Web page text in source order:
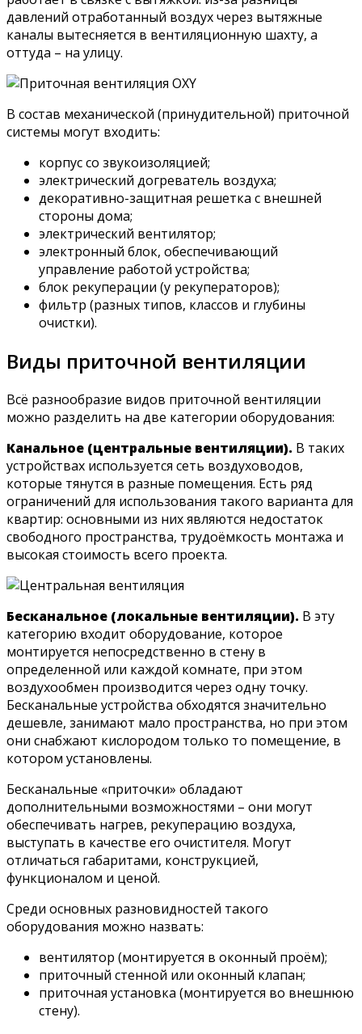
давлений отработанный воздух через вытяжные
каналы вытесняется в вентиляционную шахту, а
оттуда – на улицу.
В состав механической (принудительной) приточной
системы могут входить:
корпус со звукоизоляцией;
электрический догреватель воздуха;
декоративно-защитная решетка с внешней
стороны дома;
электрический вентилятор;
электронный блок, обеспечивающий
управление работой устройства;
блок рекуперации (у рекуператоров);
фильтр (разных типов, классов и глубины
очистки).
Виды приточной вентиляции
Всё разнообразие видов приточной вентиляции
можно разделить на две категории оборудования:
Канальное (центральные вентиляции). В таких
устройствах используется сеть воздуховодов,
которые тянутся в разные помещения. Есть ряд
ограничений для использования такого варианта для
квартир: основными из них являются недостаток
свободного пространства, трудоёмкость монтажа и
высокая стоимость всего проекта.
Бесканальное (локальные вентиляции). В эту
категорию входит оборудование, которое
монтируется непосредственно в стену в
определенной или каждой комнате, при этом
воздухообмен производится через одну точку.
Бесканальные устройства обходятся значительно
дешевле, занимают мало пространства, но при этом
они снабжают кислородом только то помещение, в
котором установлены.
Бесканальные «приточки» обладают
дополнительными возможностями – они могут
обеспечивать нагрев, рекуперацию воздуха,
выступать в качестве его очистителя. Могут
отличаться габаритами, конструкцией,
функционалом и ценой.
Среди основных разновидностей такого
оборудования можно назвать:
вентилятор (монтируется в оконный проём);
приточный стенной или оконный клапан;
приточная установка (монтируется во внешнюю
стену).